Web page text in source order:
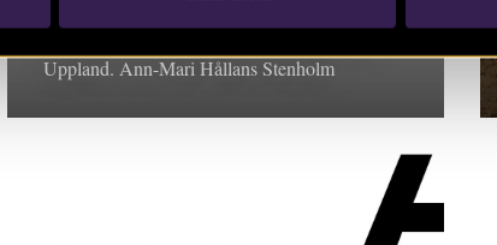
Uppland. Ann-Mari Hållans Stenholm